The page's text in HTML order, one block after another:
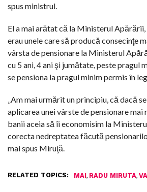
spus ministrul.
El a mai arătat că la Ministerul
erau unele care să producă consecinţe
vârsta de pensionare la Ministerul
cu 5 ani, 4 ani şi jumătate, peste pragul
se pensiona la pragul minim permis în
„Am mai urmărit un principiu, că dacă
aplicarea unei vârste de pensionare
banii aceia să îi economisim la
corecta nedreptatea făcută
mai spus Miruţă.
RELATED TOPICS: MAI, RADU MIRUTA,